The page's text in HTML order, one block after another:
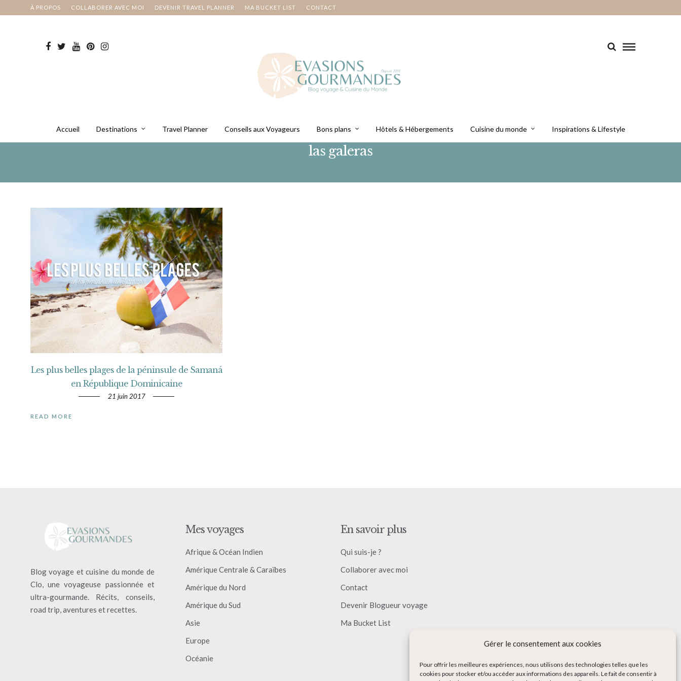
Gérer le consentement aux cookies
Pour offrir les meilleures expériences, nous utilisons des technologies telles que les
cookies pour stocker et/ou accéder aux informations des appareils. Le fait de consentir à
À PROPOS COLLABORER AVEC MOI DEVENIR TRAVEL PLANNER MA BUCKET LIST CONTACT
Accueil Destinations Travel Planner Conseils aux Voyageurs Bons plans Hôtels & Hébergements Cuisine du monde Inspirations & Lifestyle
las galeras
Les plus belles plages de la péninsule de Samaná
en République Dominicaine
21 juin 2017
READ MORE
Blog voyage et cuisine du monde de
Clo, une voyageuse passionnée et
ultra-gourmande. Récits, conseils,
road trip, aventures et recettes.
Mes voyages
Afrique & Océan Indien
Amérique Centrale & Caraïbes
Amérique du Nord
Amérique du Sud
Asie
Europe
Océanie
En savoir plus
Qui suis-je ?
Collaborer avec moi
Contact
Devenir Blogueur voyage
Ma Bucket List